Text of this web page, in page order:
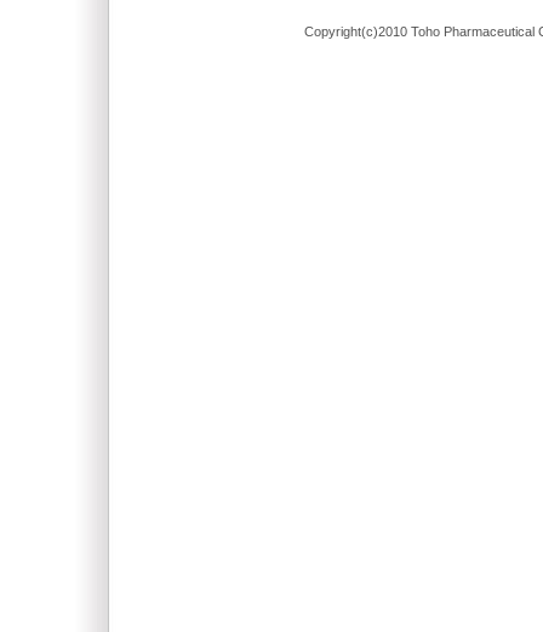
Copyright(c)2010 Toho Pharmaceutical